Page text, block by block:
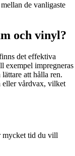
de vanligaste
och vinyl?
det effektiva
exempel impregneras
att hålla ren.
eller vårdvax, vilket
mycket tid du vill